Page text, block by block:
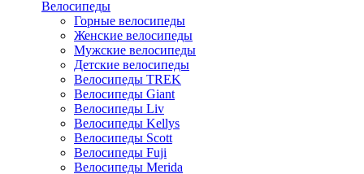
Велосипеды
Горные велосипеды
Женские велосипеды
Мужские велосипеды
Детские велосипеды
Велосипеды TREK
Велосипеды Giant
Велосипеды Liv
Велосипеды Kellys
Велосипеды Scott
Велосипеды Fuji
Велосипеды Merida